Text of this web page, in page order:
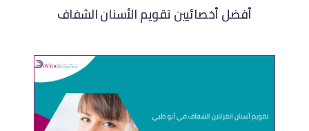
أفضل أخصائيين تقويم الأسنان الشفاف